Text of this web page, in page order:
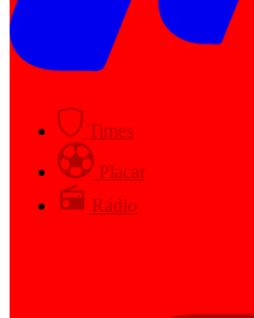
Times
Placar
Rádio